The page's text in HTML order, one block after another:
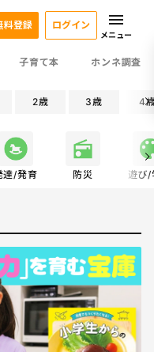
子育て本 ホンネ調査
料登録 ログイン
メニュー
2歳 3歳 4
達/発育 防災 遊び/